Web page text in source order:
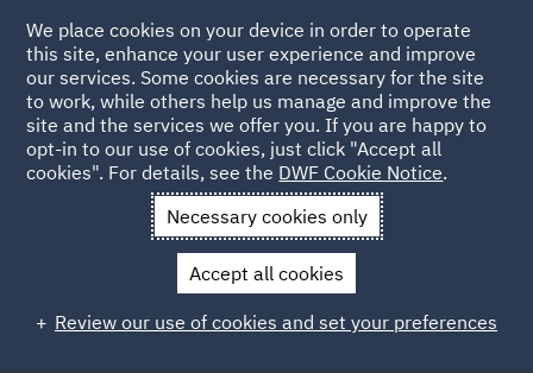
Back to People
Enrico Maria Curti
Enrico Maria Curti
Partner - Head of Power & Utilities
We place cookies on your device in order to operate
this site, enhance your user experience and improve
our services. Some cookies are necessary for the site
to work, while others help us manage and improve the
site and the services we offer you. If you are happy to
opt-in to our use of cookies, just click "Accept all
cookies". For details, see the DWF Cookie Notice.
Necessary cookies only
Accept all cookies
Review our use of cookies and set your preferences